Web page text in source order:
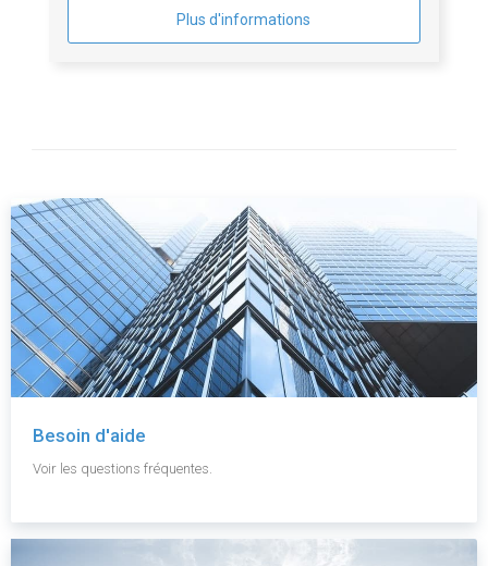
Plus d'informations
Besoin d'aide
Voir les questions fréquentes.